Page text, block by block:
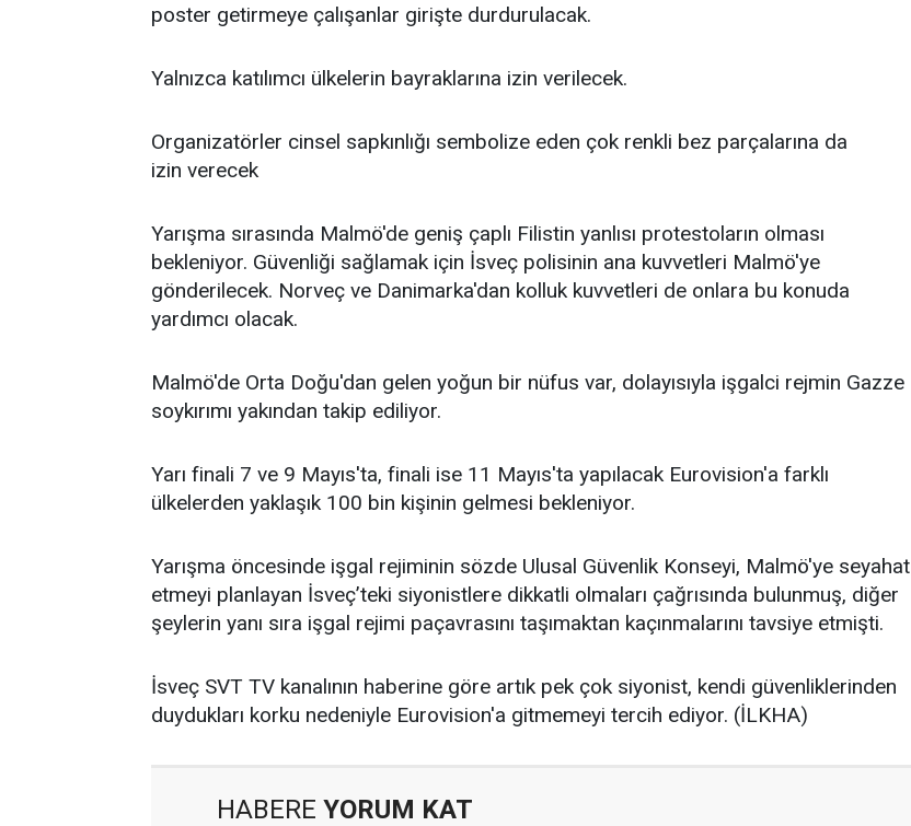
poster getirmeye çalışanlar girişte durdurulacak.
Yalnızca katılımcı ülkelerin bayraklarına izin verilecek.
Organizatörler cinsel sapkınlığı sembolize eden çok renkli bez parçalarına da
izin verecek
Yarışma sırasında Malmö'de geniş çaplı Filistin yanlısı protestoların olması
bekleniyor. Güvenliği sağlamak için İsveç polisinin ana kuvvetleri Malmö'ye
gönderilecek. Norveç ve Danimarka'dan kolluk kuvvetleri de onlara bu konuda
yardımcı olacak.
Malmö'de Orta Doğu'dan gelen yoğun bir nüfus var, dolayısıyla işgalci rejmin Gazze
soykırımı yakından takip ediliyor.
Yarı finali 7 ve 9 Mayıs'ta, finali ise 11 Mayıs'ta yapılacak Eurovision'a farklı
ülkelerden yaklaşık 100 bin kişinin gelmesi bekleniyor.
Yarışma öncesinde işgal rejiminin sözde Ulusal Güvenlik Konseyi, Malmö'ye seyahat
etmeyi planlayan İsveç’teki siyonistlere dikkatli olmaları çağrısında bulunmuş, diğer
şeylerin yanı sıra işgal rejimi paçavrasını taşımaktan kaçınmalarını tavsiye etmişti.
İsveç SVT TV kanalının haberine göre artık pek çok siyonist, kendi güvenliklerinden
duydukları korku nedeniyle Eurovision'a gitmemeyi tercih ediyor. (İLKHA)
HABERE YORUM KAT